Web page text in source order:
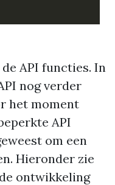
API functies. In
nog verder
het moment
API
om een
Hieronder zie
ontwikkeling